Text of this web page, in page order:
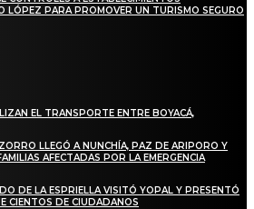
LÓPEZ PARA PROMOVER UN TURISMO SEGURO
EL TRANSPORTE ENTRE BOYACÁ,
LLEGÓ A NUNCHÍA, PAZ DE ARIPORO Y
AFECTADAS POR LA EMERGENCIA
DE LA ESPRIELLA VISITÓ YOPAL Y PRESENTÓ
CIENTOS DE CIUDADANOS